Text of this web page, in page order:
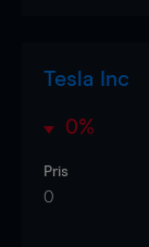
Tesla Inc
0%
Pris
0